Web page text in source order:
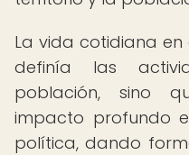
La vida cotidiana en
definía las
población, sino
impacto profundo
política, dando